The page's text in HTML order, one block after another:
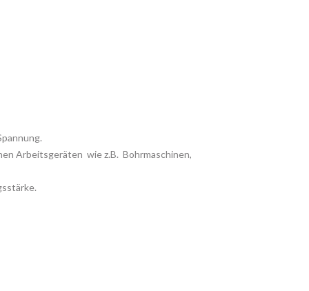
Arbeitsgeräten wie z.B. Bohrmaschinen,